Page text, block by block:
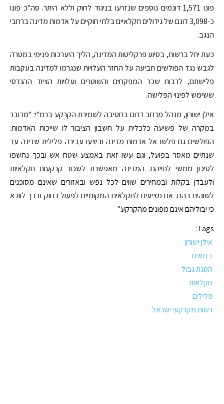
פונו 1,571 דונמים נוספים שנזרעו בניגוד לחוק וללא היתר. סה"כ פונו
כ-3,098 דונם של גידולים חקלאיים בלתי חוקיים על אדמות מדינה ברחבי
הנגב.
כעת יחל ברשות, בסיוע פרקליטות המדינה, הליך היערכות פנימי במטרה
לגבש נגד הפולשים תביעה על החזר העלויות שנגרמו למדינה בעקבות
פלישתם, לרבות שכר המפקחים והשוטרים ועלויות הציוד ההנדסי
ששימש לפינוי הפלישה.
אילן ישורון, מנהל מרחב דרום בחטיבה לשמירת הקרקע ברמ"י: "מדובר
במקרה של פשיעה כלכלית על חשבון הציבור לו שייכות האדמות.
הפולשים גם פלשו אל אדמות מדינה וביצעו עבירה פלילית שדינה עד
שנתיים מאסר בפועל, וגם עשו זאת באמצע שטח אש ובכך נחשפו
לסיכון ממשי לחייהם. המדינה מאפשרת לשכור קרקעות חקלאיות
ולעבדן בקלות ובמחירים שווים לכל נפש ובאזורים שאינם מסוכנים
לשוהים בהם. אנו מציעים לחקלאים המקומיים לפעול כחוק ובכך לוודא
כי יבוליהם אינם מפונים מהקרקע"
Tags:
אילן ישורון
בדואים
הסגת גבול
חקלאות
פלילים
רשות מקרקעי ישראל